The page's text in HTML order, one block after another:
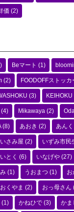
価 (2)
Beマート (1)
(2) FOODOFFストッカ
(3) KEIHOKU
(4) Mikawaya (2)
(8) あおき (2) あん
いさみ屋 (2) いずみ市民
いとく (6) いなげや (27)
(1) うおまつ (1) お
おくやま (2) おっ母さん
(1) かねひで (3) かま